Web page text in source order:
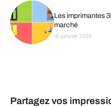
Les imprimantes
marché
16 janvier 2025
Partagez vos